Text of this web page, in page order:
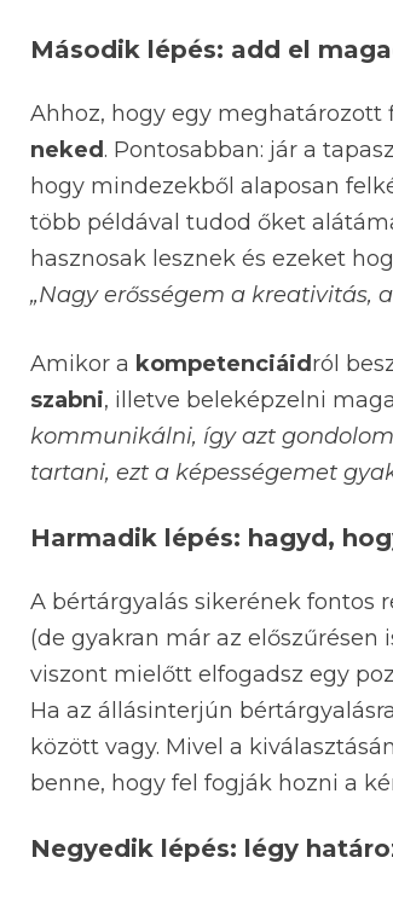
Második lépés: add el
Ahhoz, hogy egy meghatározott
neked . Pontosabban: jár a
hogy mindezekből alaposan
több példával tudod őket
hasznosak lesznek és ezeket
„Nagy erősségem a kreativitás,
Amikor a kompetenciáid ról
szabni, illetve beleképzelni
kommunikálni, így azt
tartani, ezt a képességemet
Harmadik lépés: hagyd,
A bértárgyalás sikerének fontos
(de gyakran már az
viszont mielőtt elfogadsz egy
Ha az állásinterjún
között vagy. Mivel a
benne, hogy fel fogják hozni a
Negyedik lépés: légy